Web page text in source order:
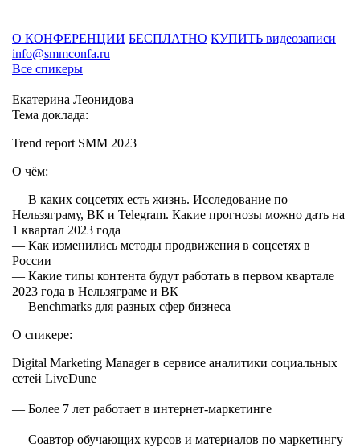
О КОНФЕРЕНЦИИ БЕСПЛАТНО КУПИТЬ видеозаписи
info@smmconfa.ru
Все спикеры
Екатерина Леонидова
Тема доклада:
Trend report SMM 2023
О чём:
— В каких соцсетях есть жизнь. Исследование по
Нельзяграму, ВК и Telegram. Какие прогнозы можно дать на
1 квартал 2023 года
— Как изменились методы продвижения в соцсетях в
России
— Какие типы контента будут работать в первом квартале
2023 года в Нельзяграме и ВК
— Benchmarks для разных сфер бизнеса
О спикере:
Digital Marketing Manager в сервисе аналитики социальных
сетей LiveDune
— Более 7 лет работает в интернет-маркетинге
— Соавтор обучающих курсов и материалов по маркетингу